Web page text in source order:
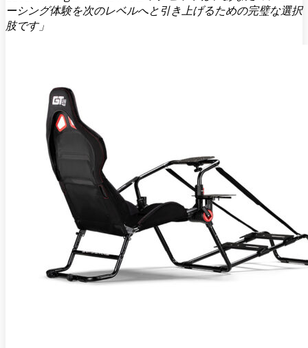
ーシング体験を次のレベルへと引き上げるための完璧な選択
肢です」